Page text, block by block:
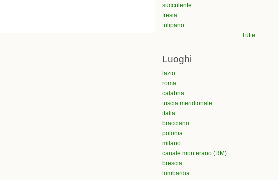
succulente
fresia
tulipano
Tutte...
Luoghi
lazio
roma
calabria
tuscia meridionale
italia
bracciano
polonia
milano
canale monterano (RM)
brescia
lombardia